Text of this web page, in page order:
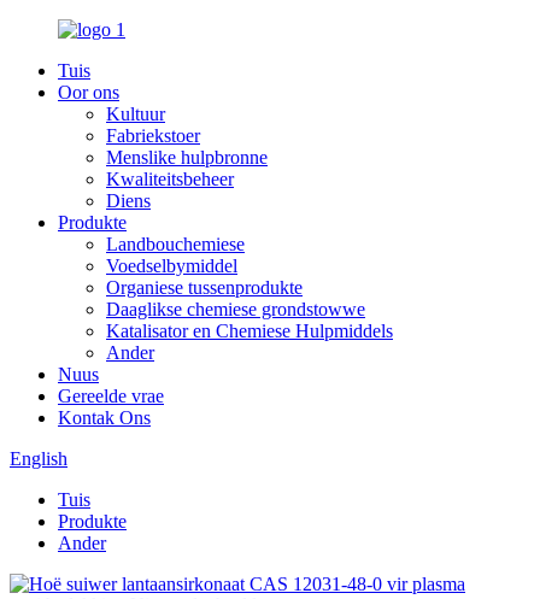
Tuis
Oor ons
Kultuur
Fabriekstoer
Menslike hulpbronne
Kwaliteitsbeheer
Diens
Produkte
Landbouchemiese
Voedselbymiddel
Organiese tussenprodukte
Daaglikse chemiese grondstowwe
Katalisator en Chemiese Hulpmiddels
Ander
Nuus
Gereelde vrae
Kontak Ons
English
Tuis
Produkte
Ander